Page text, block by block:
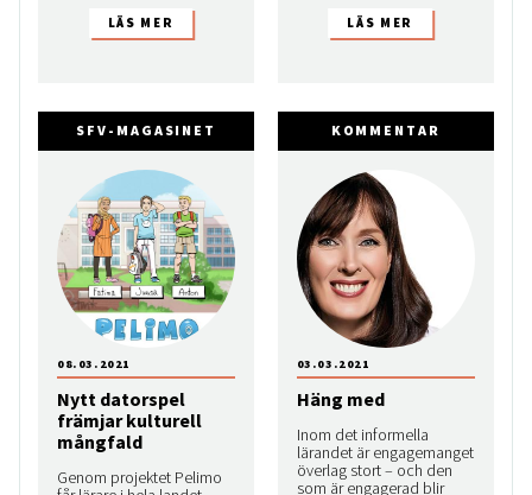
SFV-MAGASINET
Nytt datorspel
främjar kulturell
mångfald
Genom projektet Pelimo
08.03.2021
KOMMENTAR
Häng med
Inom det informella
lärandet är engagemanget
överlag stort – och den
som är engagerad blir
03.03.2021